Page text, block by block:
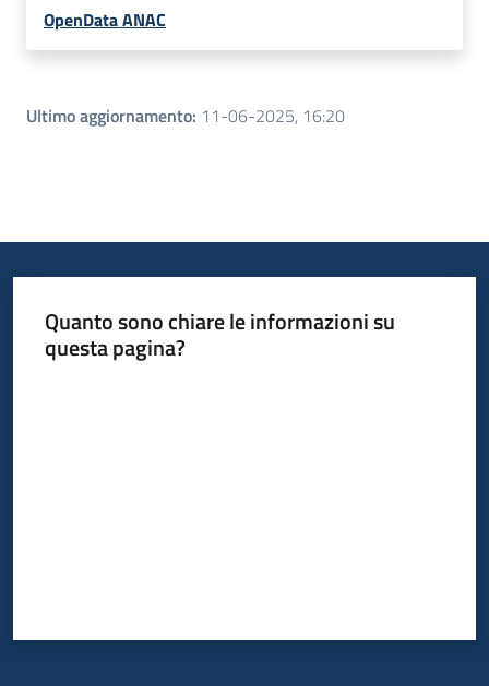
OpenData ANAC
Ultimo aggiornamento: 11-06-2025, 16:20
Quanto sono chiare le informazioni su
questa pagina?